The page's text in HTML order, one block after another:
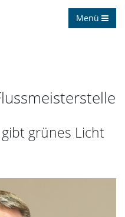
Menü
grünes Licht